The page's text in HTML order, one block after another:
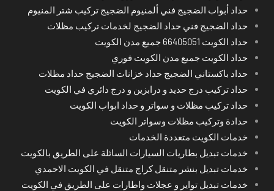
حداد أبواب الضجيج فني ألمنيوم الضجيج تركيب شتر المنيوم
حداد الضجيج فني حداد الضجيج لخدمات تركيب مظلات
حداد الكويت 66405051 جميع مدن الكويت
حداد الكويت جميع مدن الكويت فوري
حداد باكستاني الضجيج حداد خزانات الضجيج حداد مظلات
حداد تركيب درج حديد و درابزين و درج دائري في الكويت
حداد تركيب مظلات و سواتر و حداد ابواب الكويت
حدادة وتركيب مظلات وسواتر الكويت
خدمات الكويت متعددة الخدمات
خدمات تبديل بطاريات السيارات السائلة على الطريق بالكويت
خدمات تبديل بنشر متنقل كراج متنقل في الكويت الاحمدي
خدمات تبديل تواير و عجلات واطارات على الطريق في الكويت